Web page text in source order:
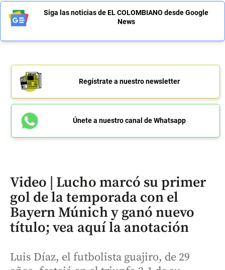
Siga las noticias de EL COLOMBIANO desde Google
News
Regístrate a nuestro newsletter
Únete a nuestro canal de Whatsapp
Video | Lucho marcó su primer
gol de la temporada con el
Bayern Múnich y ganó nuevo
título; vea aquí la anotación
Luis Díaz, el futbolista guajiro, de 29